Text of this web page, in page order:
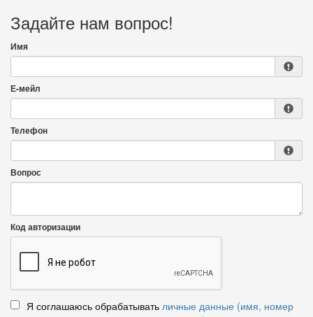
Задайте нам вопрос!
Имя
Е-мейл
Телефон
Вопрос
Код авторизации
Я соглашаюсь обрабатывать личные данные (имя, номер